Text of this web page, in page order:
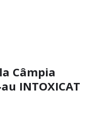
Câmpia
INTOXICAT